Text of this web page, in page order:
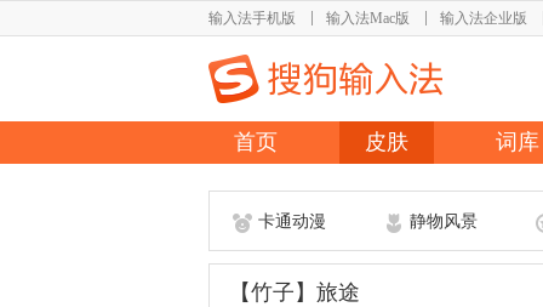
输入法手机版 输入法Mac版 输入法企业版
首页 皮肤 词库
卡通动漫 静物风景
【竹子】旅途